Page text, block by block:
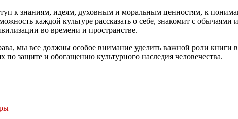
к знаниям, идеям, духовным и моральным ценностям, к
каждой культуре рассказать о себе, знакомит с
во времени и пространстве.
мы все должны особое внимание уделить важной роли книги
защите и обогащению культурного наследия человечества.